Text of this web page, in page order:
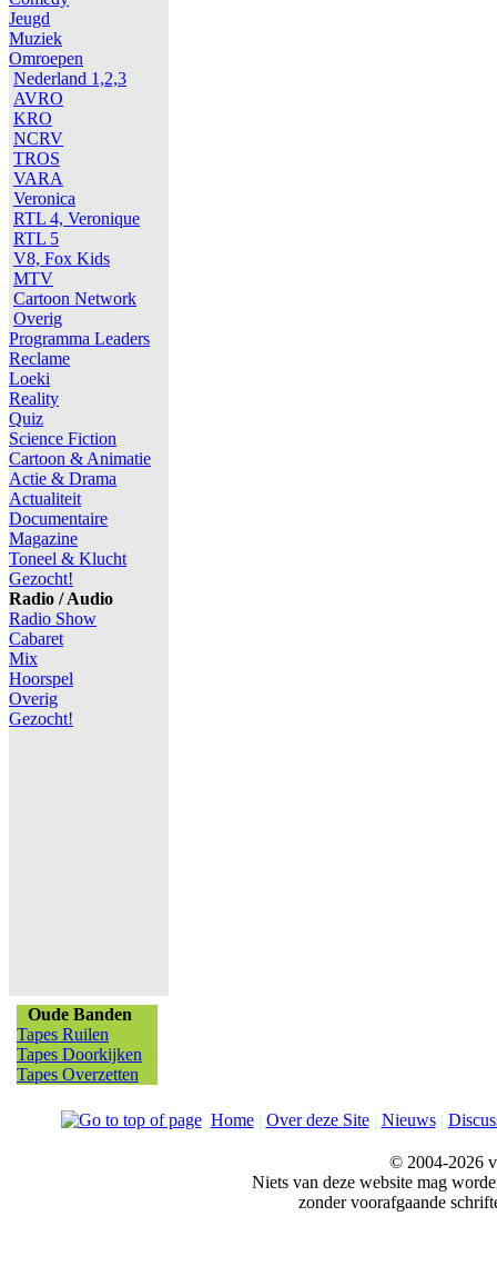
Jeugd
Muziek
Omroepen
Nederland 1,2,3
AVRO
KRO
NCRV
TROS
VARA
Veronica
RTL 4, Veronique
RTL 5
V8, Fox Kids
MTV
Cartoon Network
Overig
Programma Leaders
Reclame
Loeki
Reality
Quiz
Science Fiction
Cartoon & Animatie
Actie & Drama
Actualiteit
Documentaire
Magazine
Toneel & Klucht
Gezocht!
Radio / Audio
Radio Show
Cabaret
Mix
Hoorspel
Overig
Gezocht!
Oude Banden
Tapes Ruilen
Tapes Doorkijken
Tapes Overzetten
Home| Over deze Site| Nieuws|
© 2004-2026
Niets van deze website mag
zonder voorafgaande